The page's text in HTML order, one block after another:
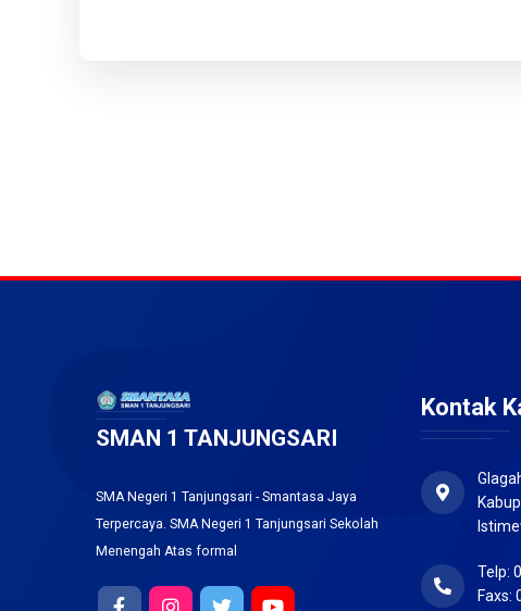
SMAN 1 TANJUNGSARI
SMA Negeri 1 Tanjungsari - Smantasa Jaya
Terpercaya. SMA Negeri 1 Tanjungsari Sekolah
Menengah Atas formal
Kontak
Telp:
Faxs: